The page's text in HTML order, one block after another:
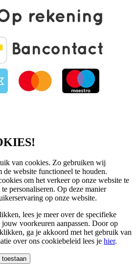
van cookies. Zo gebruiken wij
website functioneel te houden.
om het verkeer op onze website te
personaliseren. Op deze manier
op onze website.
lees je meer over de specifieke
voorkeuren aanpassen. Door op
ga je akkoord met het gebruik van
over ons cookiebeleid lees je hier.